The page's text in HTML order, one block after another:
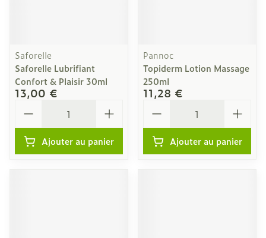
Saforelle
Saforelle Lubrifiant
Confort & Plaisir 30ml
13,00 €
Ajouter au panier
Pannoc
Topiderm Lotion Massage
250ml
11,28 €
Ajouter au panier